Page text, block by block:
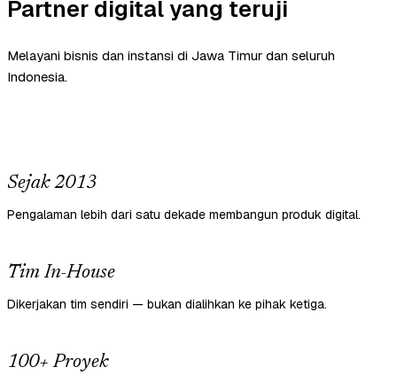
Partner digital yang teruji
Melayani bisnis dan instansi di Jawa Timur dan seluruh
Indonesia.
Sejak 2013
Pengalaman lebih dari satu dekade membangun produk digital.
Tim In-House
Dikerjakan tim sendiri — bukan dialihkan ke pihak ketiga.
100+ Proyek